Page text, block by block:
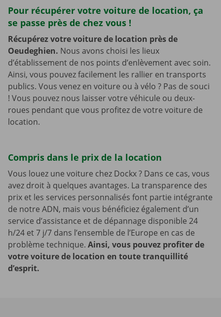
Pour récupérer votre voiture de location, ça
se passe près de chez vous !
Récupérez votre voiture de location près de
Oeudeghien. Nous avons choisi les lieux
d’établissement de nos points d’enlèvement avec soin.
Ainsi, vous pouvez facilement les rallier en transports
publics. Vous venez en voiture ou à vélo ? Pas de souci
! Vous pouvez nous laisser votre véhicule ou deux-
roues pendant que vous profitez de votre voiture de
location.
Compris dans le prix de la location
Vous louez une voiture chez Dockx ? Dans ce cas, vous
avez droit à quelques avantages. La transparence des
prix et les services personnalisés font partie intégrante
de notre ADN, mais vous bénéficiez également d’un
service d’assistance et de dépannage disponible 24
h/24 et 7 j/7 dans l’ensemble de l’Europe en cas de
problème technique. Ainsi, vous pouvez profiter de
votre voiture de location en toute tranquillité
d’esprit.